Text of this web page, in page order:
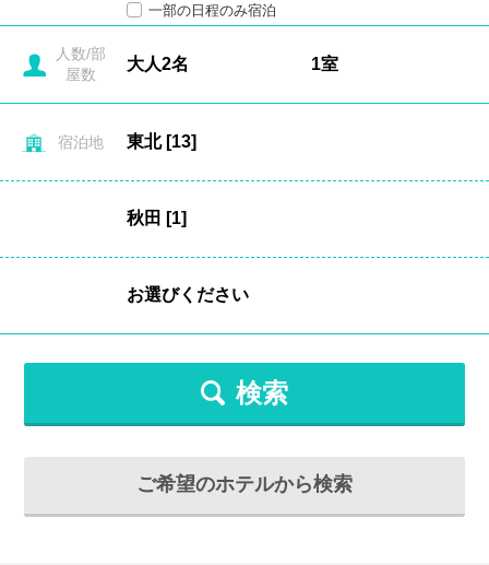
一部の日程のみ宿泊
人数/部
屋数
宿泊地
検索
ご希望のホテルから検索